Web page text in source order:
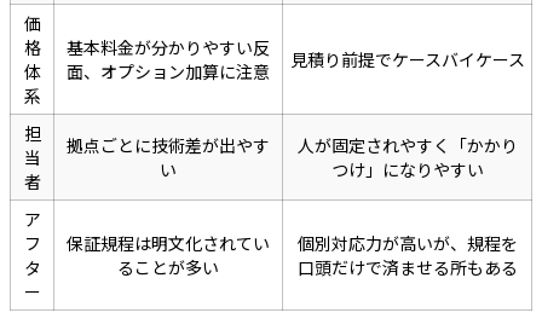
価
格
体
系
基本料金が分かりやすい反
面、オプション加算に注意
見積り前提でケースバイケース
担
当
者
拠点ごとに技術差が出やす
い
人が固定されやすく「かかり
つけ」になりやすい
ア
フ
タ
ー
保証規程は明文化されてい
ることが多い
個別対応力が高いが、規程を
口頭だけで済ませる所もある